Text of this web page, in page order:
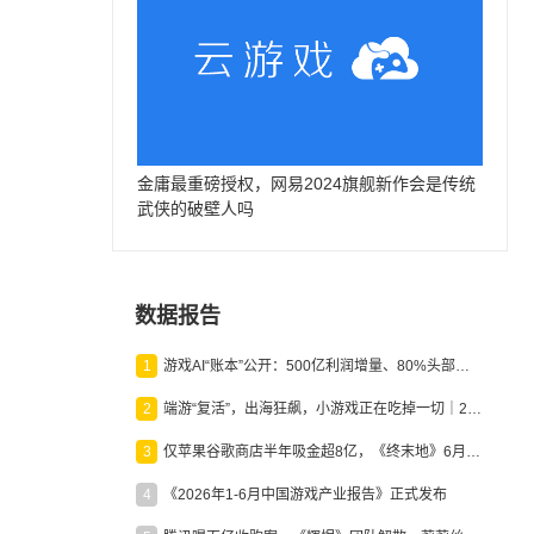
金庸最重磅授权，网易2024旗舰新作会是传统
武侠的破壁人吗
数据报告
1 游戏AI“账本”公开：500亿利润增量、80%头部入局，谁在闷声发财？
2 端游“复活”，出海狂飙，小游戏正在吃掉一切｜2026上半年产业报告
3 仅苹果谷歌商店半年吸金超8亿，《终末地》6月份收入显著回暖
4 《2026年1-6月中国游戏产业报告》正式发布